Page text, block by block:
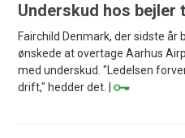
Underskud hos bejler
Fairchild Denmark, der sidste år
ønskede at overtage Aarhus
med underskud. "Ledelsen
drift," hedder det. |